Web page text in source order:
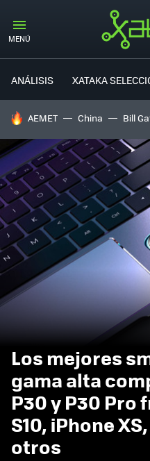
MENÚ
ANÁLISIS XATAKA
HOY SE HABLA DE
AEMET China Bill
Los mejores
gama alta
P30 y P30 Pro
S10, iPhone
otros